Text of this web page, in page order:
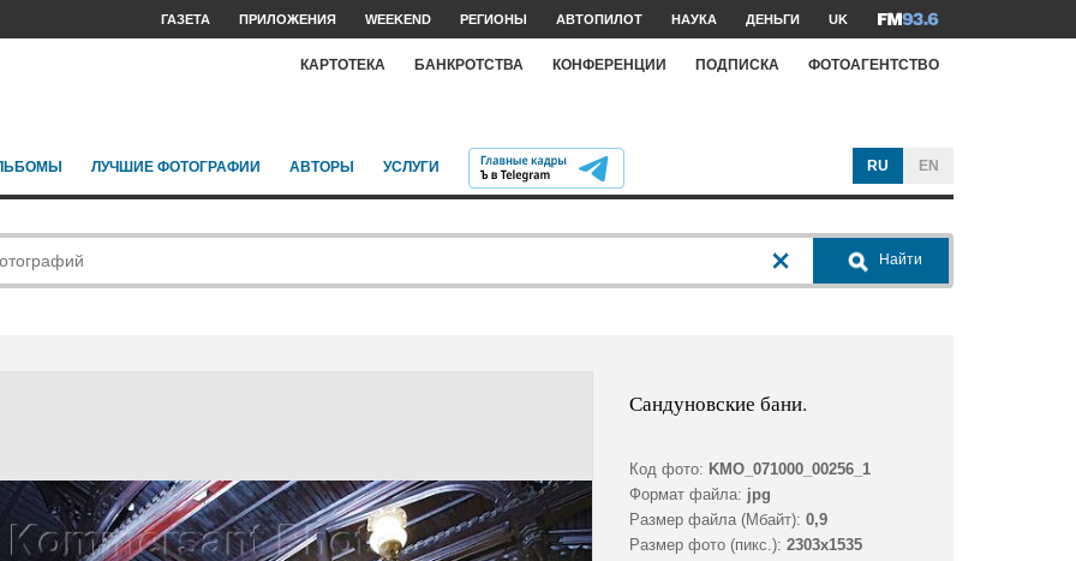
ГАЗЕТА ПРИЛОЖЕНИЯ WEEKEND РЕГИОНЫ АВТОПИЛОТ НАУКА ДЕНЬГИ UK
КАРТОТЕКА БАНКРОТСТВА КОНФЕРЕНЦИИ ПОДПИСКА ФОТОАГЕНТСТВО
ЛУЧШИЕ ФОТОГРАФИИ АВТОРЫ УСЛУГИ RU EN
Найти
Сандуновские бани.
Код фото: KMO_071000_00256_1
Формат файла: jpg
Размер файла (Мбайт): 0,9
Размер фото (пикс.): 2303x1535